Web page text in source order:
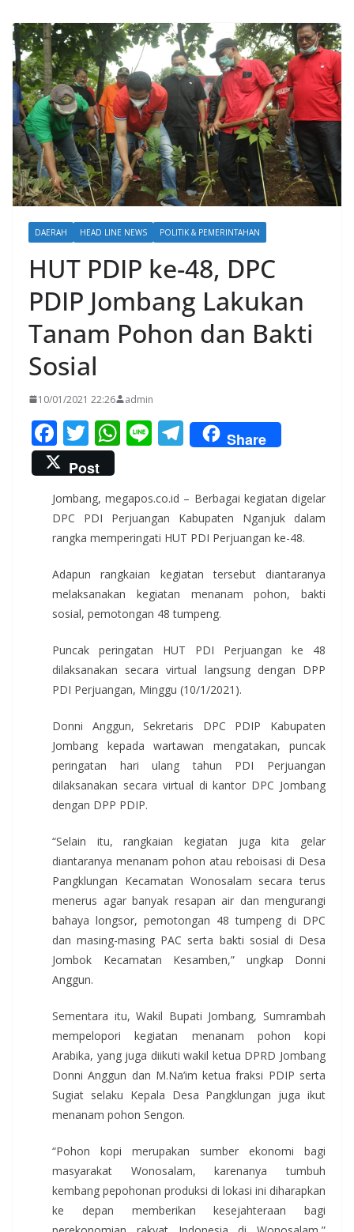
DAERAH HEAD LINE NEWS POLITIK & PEMERINTAHAN
HUT PDIP ke-48, DPC
PDIP Jombang Lakukan
Tanam Pohon dan Bakti
Sosial
10/01/2021 22:26 admin
F
ac
e
b
o
k
T
w
itt
er
W
s
A
p
Li T
el
gr
a
Share
Post
Jombang, megapos.co.id – Berbagai kegiatan digelar
DPC PDI Perjuangan Kabupaten Nganjuk dalam
rangka memperingati HUT PDI Perjuangan ke-48.
Adapun rangkaian kegiatan tersebut diantaranya
melaksanakan kegiatan menanam pohon, bakti
sosial, pemotongan 48 tumpeng.
Puncak peringatan HUT PDI Perjuangan ke 48
dilaksanakan secara virtual langsung dengan DPP
PDI Perjuangan, Minggu (10/1/2021).
Donni Anggun, Sekretaris DPC PDIP Kabupaten
Jombang kepada wartawan mengatakan, puncak
peringatan hari ulang tahun PDI Perjuangan
dilaksanakan secara virtual di kantor DPC Jombang
dengan DPP PDIP.
“Selain itu, rangkaian kegiatan juga kita gelar
diantaranya menanam pohon atau reboisasi di Desa
Pangklungan Kecamatan Wonosalam secara terus
menerus agar banyak resapan air dan mengurangi
bahaya longsor, pemotongan 48 tumpeng di DPC
dan masing-masing PAC serta bakti sosial di Desa
Jombok Kecamatan Kesamben,” ungkap Donni
Anggun.
Sementara itu, Wakil Bupati Jombang, Sumrambah
mempelopori kegiatan menanam pohon kopi
Arabika, yang juga diikuti wakil ketua DPRD Jombang
Donni Anggun dan M.Na’im ketua fraksi PDIP serta
Sugiat selaku Kepala Desa Pangklungan juga ikut
menanam pohon Sengon.
“Pohon kopi merupakan sumber ekonomi bagi
masyarakat Wonosalam, karenanya tumbuh
kembang pepohonan produksi di lokasi ini diharapkan
ke depan memberikan kesejahteraan bagi